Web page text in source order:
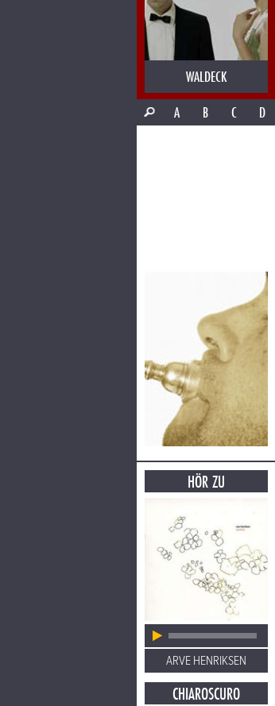
WALDECK
A
B C D
HÖR ZU
ARVE HENRIKSEN
CHIAROSCURO